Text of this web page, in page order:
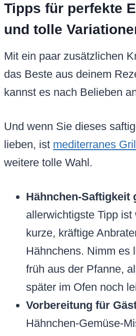
Tipps für perfekte
und tolle
Mit ein paar zusätzlichen
das Beste aus deinem
kannst es nach Belieben
Und wenn Sie dieses
lieben, ist mediterranes
weitere tolle Wahl.
Hähnchen-Saftigkeit
allerwichtigste Tipp ist
kurze, kräftige
Hähnchens. Nimm es
früh aus der Pfanne,
später im Ofen noch
Vorbereitung für
Hähnchen-Gemüse-